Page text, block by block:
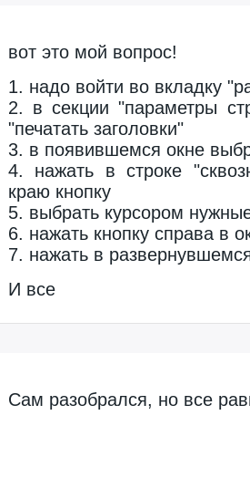
вот это мой вопрос!
1. надо войти во вкладку
2. в секции "параметры
"печатать заголовки"
3. в появившемся окне
4. нажать в строке
краю кнопку
5. выбрать курсором
6. нажать кнопку справа в
7. нажать в
И все
Сам разобрался, но все